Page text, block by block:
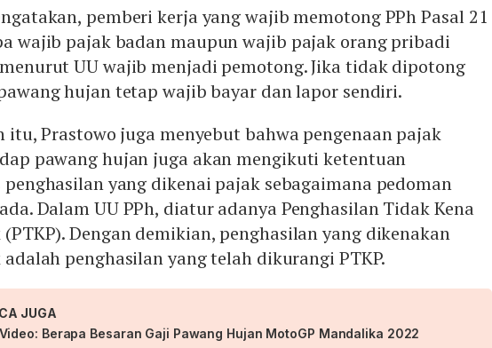
pemberi kerja yang wajib memotong PPh Pasal 21
wajib pajak badan maupun wajib pajak orang pribadi
UU wajib menjadi pemotong. Jika tidak dipotong
hujan tetap wajib bayar dan lapor sendiri.
itu, Prastowo juga menyebut bahwa pengenaan pajak
pawang hujan juga akan mengikuti ketentuan
penghasilan yang dikenai pajak sebagaimana pedoman
Dalam UU PPh, diatur adanya Penghasilan Tidak Kena
(PTKP). Dengan demikian, penghasilan yang dikenakan
penghasilan yang telah dikurangi PTKP.
JUGA
Video: Berapa Besaran Gaji Pawang Hujan MotoGP Mandalika 2022